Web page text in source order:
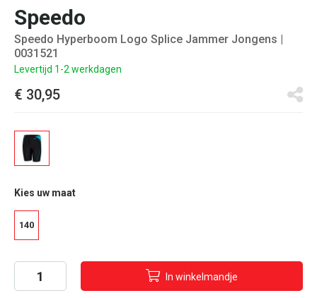
Speedo
Speedo Hyperboom Logo Splice Jammer Jongens |
0031521
Levertijd 1-2 werkdagen
€ 30,95
Kies uw maat
140
In winkelmandje